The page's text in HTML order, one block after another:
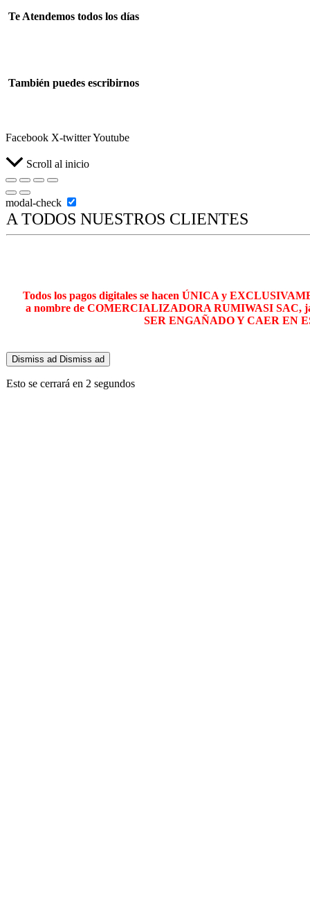
Te Atendemos todos los días
También puedes escribirnos
Facebook X-twitterYoutube
Scroll al inicio
modal-check
A TODOS NUESTROS CLIENTES
Todos los pagos digitales se hacen ÚNICA y
a nombre de COMERCIALIZADORA RUMIWASI SAC,
SER ENGAÑADO Y CAER EN
Dismiss ad Dismiss ad
Esto se cerrará en 2 segundos